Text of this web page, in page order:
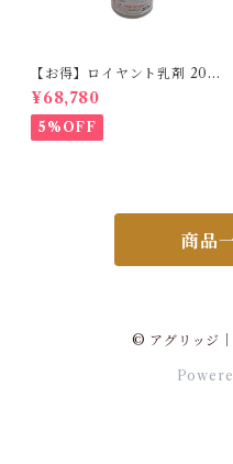
【お得】ロイヤント乳剤 200
ml 【1箱】20本入
¥68,780
5%OFF
商品
© アグリッジ